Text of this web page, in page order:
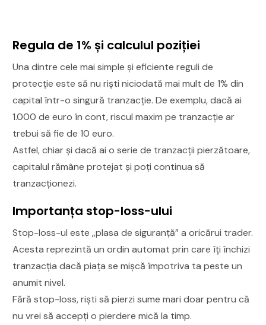
Regula de 1% și calculul poziției
Una dintre cele mai simple și eficiente reguli de
protecție este să nu riști niciodată mai mult de 1% din
capital într-o singură tranzacție. De exemplu, dacă ai
1.000 de euro în cont, riscul maxim pe tranzacție ar
trebui să fie de 10 euro.
Astfel, chiar și dacă ai o serie de tranzacții pierzătoare,
capitalul rămâne protejat și poți continua să
tranzacționezi.
Importanța stop-loss-ului
Stop-loss-ul este „plasa de siguranță” a oricărui trader.
Acesta reprezintă un ordin automat prin care îți închizi
tranzacția dacă piața se mișcă împotriva ta peste un
anumit nivel.
Fără stop-loss, riști să pierzi sume mari doar pentru că
nu vrei să accepți o pierdere mică la timp.